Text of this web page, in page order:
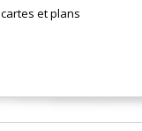
et plans‎